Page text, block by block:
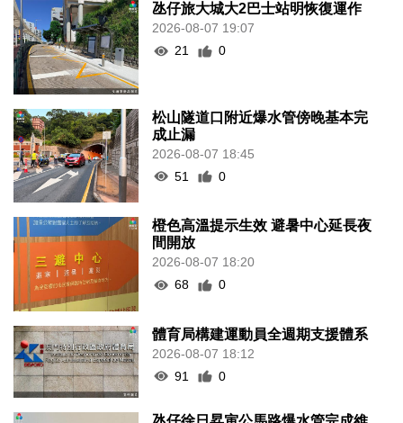
氹仔旅大城大2巴士站明恢復運作
2026-08-07 19:07
21
0
松山隧道口附近爆水管傍晚基本完
成止漏
2026-08-07 18:45
51
0
橙色高溫提示生效 避暑中心延長夜
間開放
2026-08-07 18:20
68
0
體育局構建運動員全週期支援體系
2026-08-07 18:12
91
0